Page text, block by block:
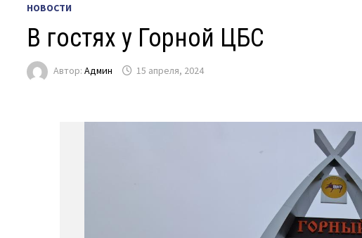
НОВОСТИ
В гостях у Горной ЦБС
Автор:Админ 15 апреля, 2024